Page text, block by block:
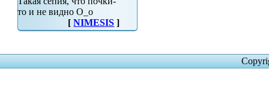
то и не видно О_о
[NIMESIS ]